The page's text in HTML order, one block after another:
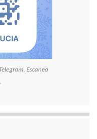
Escanea